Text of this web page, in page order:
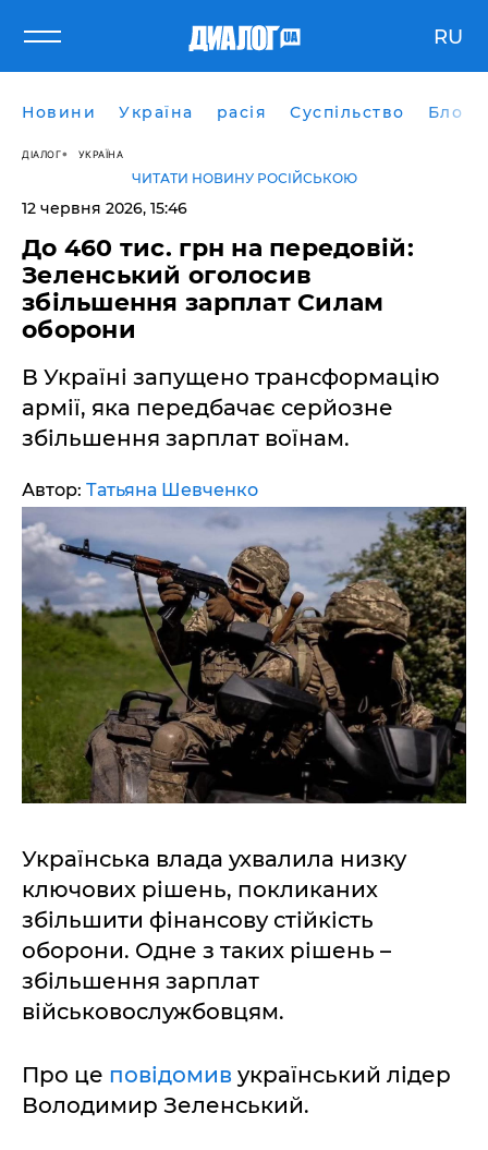
RU
Новини Україна расія Суспільство Блоги
ДІАЛОГ УКРАЇНА
ЧИТАТИ НОВИНУ РОСІЙСЬКОЮ
12 червня 2026, 15:46
До 460 тис. грн на передовій:
Зеленський оголосив
збільшення зарплат Силам
оборони
В Україні запущено трансформацію
армії, яка передбачає серйозне
збільшення зарплат воїнам.
Автор: Татьяна Шевченко
Українська влада ухвалила низку
ключових рішень, покликаних
збільшити фінансову стійкість
оборони. Одне з таких рішень –
збільшення зарплат
військовослужбовцям.
Про це повідомив український лідер
Володимир Зеленський.